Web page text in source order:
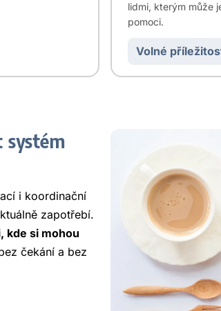
lidmi, kterým může
pomoci.
Volné
systém
i koordinační
zapotřebí.
kde si mohou
čekání a bez